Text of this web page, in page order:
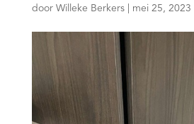
door Willeke Berkers| mei 25, 2023